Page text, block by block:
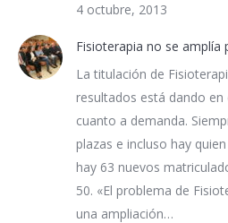
4 octubre, 2013
Fisioterapia no se amplía
La titulación de
resultados está dando
cuanto a demanda.
plazas e incluso hay
hay 63 nuevos
50. «El problema de
una ampliación…